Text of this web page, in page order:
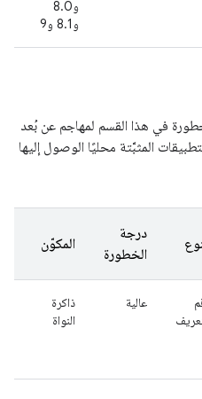
و8.0
و8.1 و9
خطورة في هذا القسم لمهاجم عن بُعد
المثبَّتة محليًا الوصول إليها
درجة
الخطورة
المكوّن
عالية
ذاكرة
النواة